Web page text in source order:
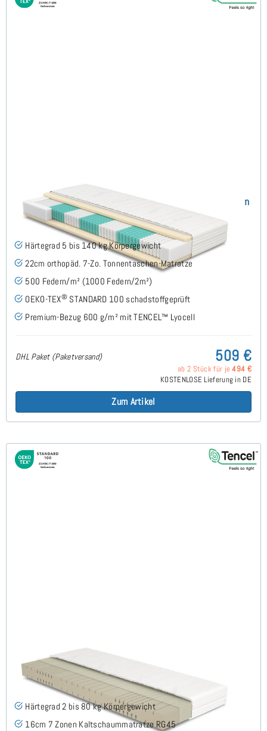
SERA H5 (TENCEL™ Lyocell) TTFK-Matratze 140x190 cm
Härtegrad 5 bis 140 kg Körpergewicht
22cm orthopäd. 7-Zo. Tonnentaschen-Matratze
500 Federn/m² (1000 Federn/2m²)
OEKO-TEX® STANDARD 100 schadstoffgeprüft
Premium-Bezug 600 g/m² mit TENCEL™ Lyocell
DHL Paket (Paketversand) 509 €
ab 2 Stück für je494 €
KOSTENLOSE Lieferung in DE
Zum Artikel
Midsofty H2 (TENCEL™ Lyocell) Kaltschaummatratze
140x190 cm
Härtegrad 2 bis 80 kg Körpergewicht
16cm 7 Zonen Kaltschaummatratze RG45